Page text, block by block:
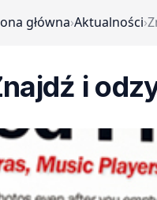
główna›Aktualności›
i